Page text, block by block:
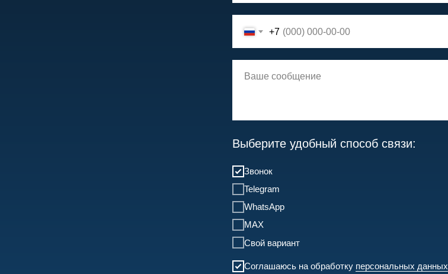
+7
Выберите удобный способ связи:
Звонок
Telegram
WhatsApp
MAX
Свой вариант
Соглашаюсь на обработку персональных данных